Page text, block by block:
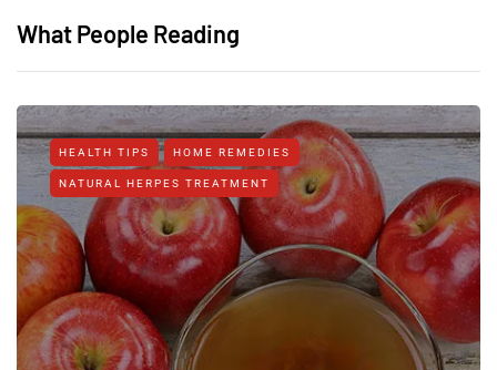
What People Reading
HEALTH TIPS HOME REMEDIES
NATURAL HERPES TREATMENT‎